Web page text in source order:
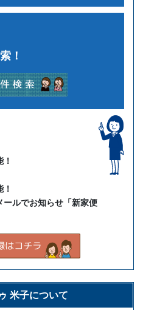
！
ルでお知らせ「新家便
米子について